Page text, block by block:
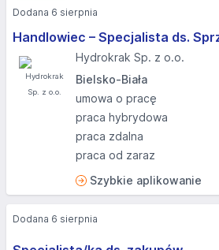
Handlowiec – Specjalista ds.
Hydrokrak Sp. z o.o.
Bielsko-Biała
umowa o pracę
praca hybrydowa
praca zdalna
praca od zaraz
Szybkie aplikowanie
Dodana 6 sierpnia
Dodana 6 sierpnia